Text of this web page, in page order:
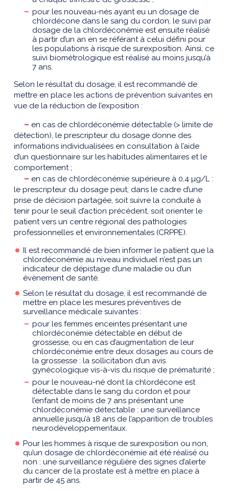
pour les nouveau-nés ayant eu un dosage de
chlordécone dans le sang du cordon, le suivi par
dosage de la chlordéconémie est ensuite réalisé
à partir d’un an en se référant à celui défini pour
les populations à risque de surexposition. Ainsi, ce
suivi biométrologique est réalisé au moins jusqu’à
7 ans.
Selon le résultat du dosage, il est recommandé de
mettre en place les actions de prévention suivantes en
vue de la réduction de l’exposition :
– en cas de chlordéconémie détectable (> limite de
détection), le prescripteur du dosage donne des
informations individualisées en consultation à l’aide
d’un questionnaire sur les habitudes alimentaires et le
comportement ;
– en cas de chlordéconémie supérieure à 0,4 µg/L :
le prescripteur du dosage peut, dans le cadre d’une
prise de décision partagée, soit suivre la conduite à
tenir pour le seuil d’action précédent, soit orienter le
patient vers un centre régional des pathologies
professionnelles et environnementales (CRPPE).
Il est recommandé de bien informer le patient que la
chlordéconémie au niveau individuel n’est pas un
indicateur de dépistage d’une maladie ou d’un
évènement de santé.
Selon le résultat du dosage, il est recommandé de
mettre en place les mesures préventives de
surveillance médicale suivantes :
pour les femmes enceintes présentant une
chlordéconémie détectable en début de
grossesse, ou en cas d’augmentation de leur
chlordéconémie entre deux dosages au cours de
la grossesse : la sollicitation d’un avis
gynécologique vis-à-vis du risque de prématurité ;
pour le nouveau-né dont la chlordécone est
détectable dans le sang du cordon et pour
l’enfant de moins de 7 ans présentant une
chlordéconémie détectable : une surveillance
annuelle jusqu’à 18 ans de l’apparition de troubles
neurodéveloppementaux.
Pour les hommes à risque de surexposition ou non,
qu’un dosage de chlordéconémie ait été réalisé ou
non : une surveillance régulière des signes d’alerte
du cancer de la prostate est à mettre en place à
partir de 45 ans.